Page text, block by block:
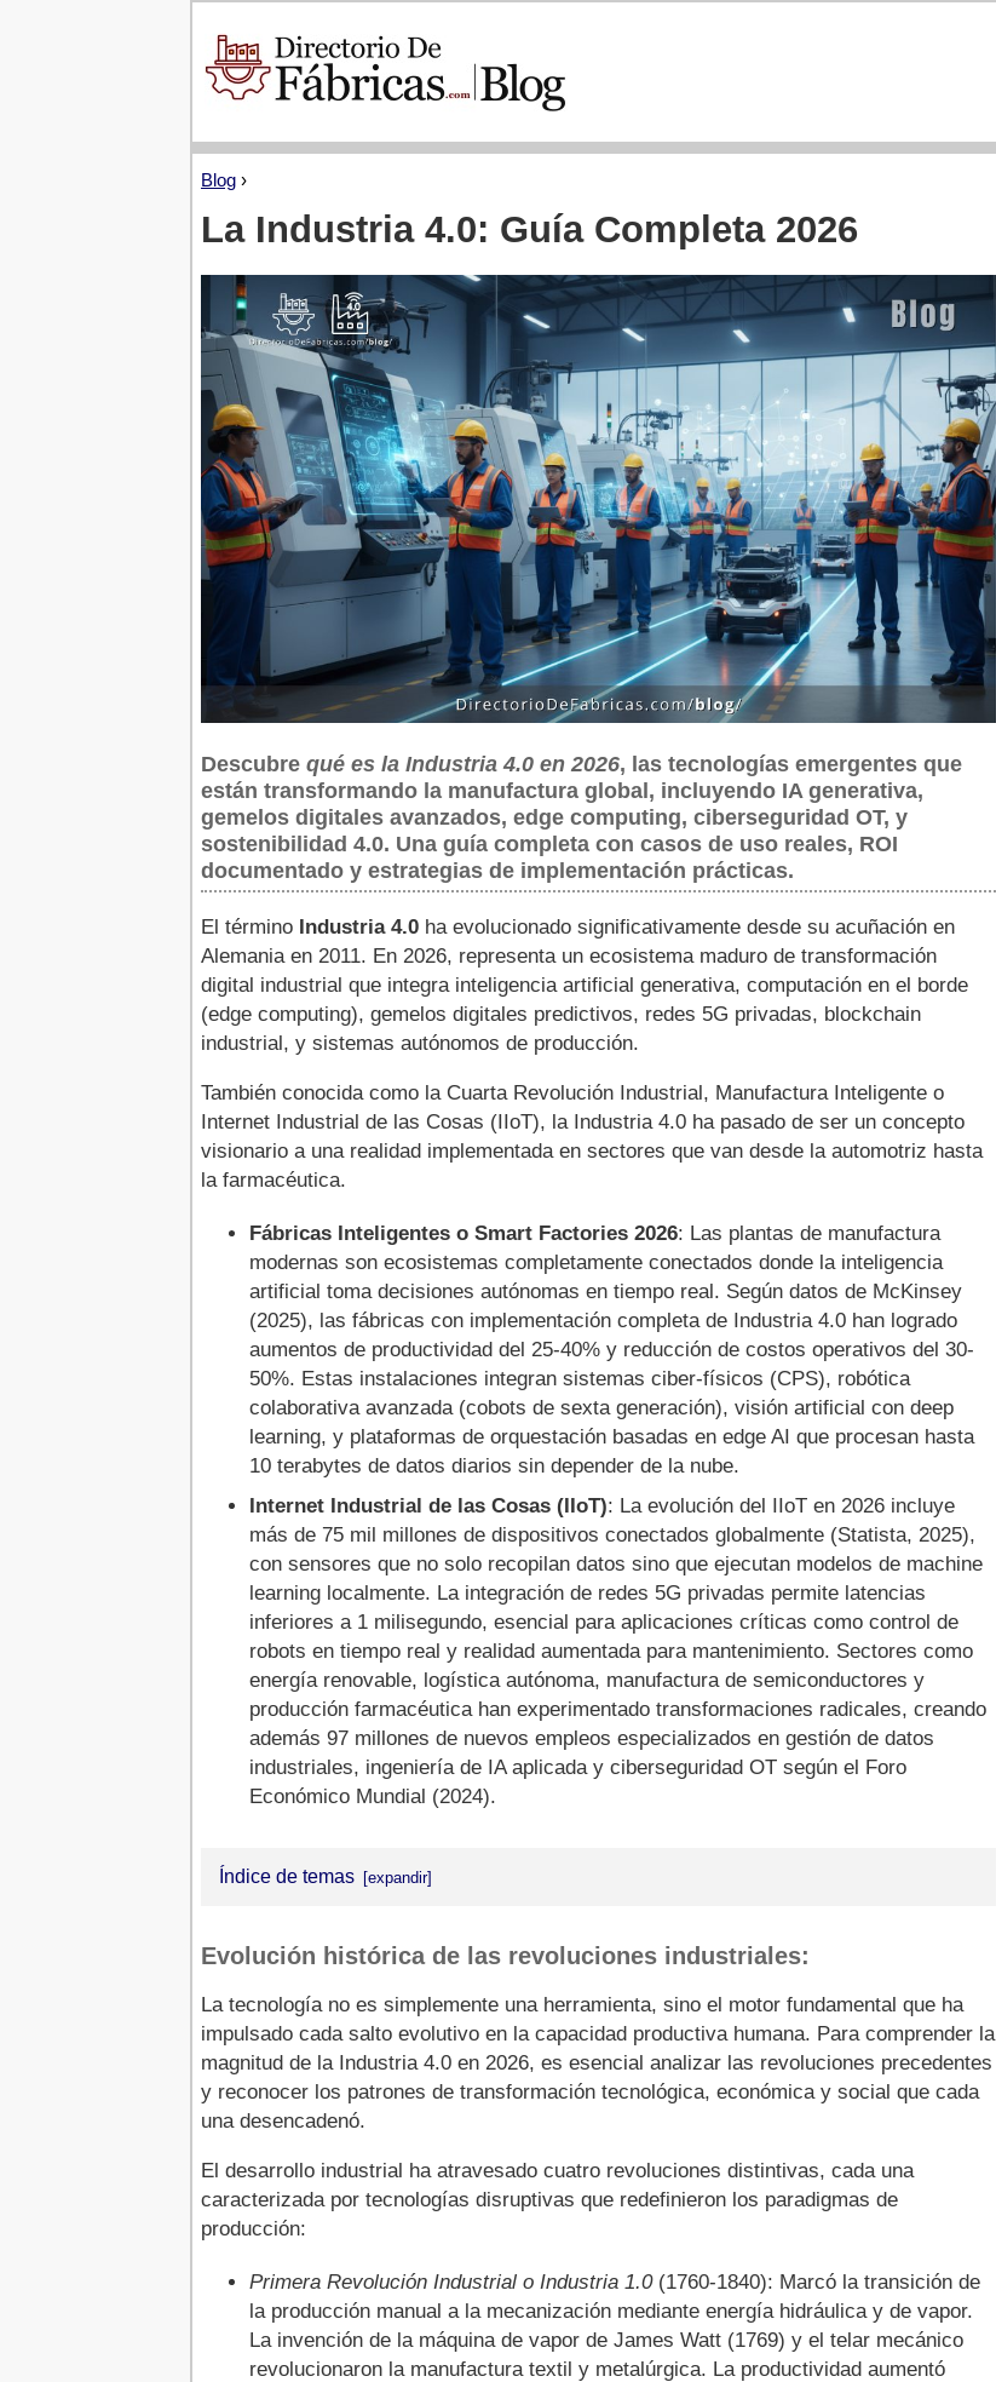
Blog ›
La Industria 4.0: Guía Completa 2026
Descubre qué es la Industria 4.0 en 2026, las tecnologías emergentes que
están transformando la manufactura global, incluyendo IA generativa,
gemelos digitales avanzados, edge computing, ciberseguridad OT, y
sostenibilidad 4.0. Una guía completa con casos de uso reales, ROI
documentado y estrategias de implementación prácticas.
El término Industria 4.0 ha evolucionado significativamente desde su acuñación en
Alemania en 2011. En 2026, representa un ecosistema maduro de transformación
digital industrial que integra inteligencia artificial generativa, computación en el borde
(edge computing), gemelos digitales predictivos, redes 5G privadas, blockchain
industrial, y sistemas autónomos de producción.
También conocida como la Cuarta Revolución Industrial, Manufactura Inteligente o
Internet Industrial de las Cosas (IIoT), la Industria 4.0 ha pasado de ser un concepto
visionario a una realidad implementada en sectores que van desde la automotriz hasta
la farmacéutica.
Fábricas Inteligentes o Smart Factories 2026: Las plantas de manufactura
modernas son ecosistemas completamente conectados donde la inteligencia
artificial toma decisiones autónomas en tiempo real. Según datos de McKinsey
(2025), las fábricas con implementación completa de Industria 4.0 han logrado
aumentos de productividad del 25-40% y reducción de costos operativos del 30-
50%. Estas instalaciones integran sistemas ciber-físicos (CPS), robótica
colaborativa avanzada (cobots de sexta generación), visión artificial con deep
learning, y plataformas de orquestación basadas en edge AI que procesan hasta
10 terabytes de datos diarios sin depender de la nube.
Internet Industrial de las Cosas (IIoT): La evolución del IIoT en 2026 incluye
más de 75 mil millones de dispositivos conectados globalmente (Statista, 2025),
con sensores que no solo recopilan datos sino que ejecutan modelos de machine
learning localmente. La integración de redes 5G privadas permite latencias
inferiores a 1 milisegundo, esencial para aplicaciones críticas como control de
robots en tiempo real y realidad aumentada para mantenimiento. Sectores como
energía renovable, logística autónoma, manufactura de semiconductores y
producción farmacéutica han experimentado transformaciones radicales, creando
además 97 millones de nuevos empleos especializados en gestión de datos
industriales, ingeniería de IA aplicada y ciberseguridad OT según el Foro
Económico Mundial (2024).
Índice de temas
Evolución histórica de las revoluciones industriales
¿Qué es industria? Definición actualizada
¿Qué es la Industria 4.0 en 2026? Definición técnica
Tecnologías clave de la Industria 4.0 en 2026
Ventajas y beneficios cuantificables
Casos de uso y aplicaciones por industria
Guía de implementación: Roadmap 2026
Evolución histórica de las revoluciones industriales:
La tecnología no es simplemente una herramienta, sino el motor fundamental que ha
impulsado cada salto evolutivo en la capacidad productiva humana. Para comprender la
magnitud de la Industria 4.0 en 2026, es esencial analizar las revoluciones precedentes
y reconocer los patrones de transformación tecnológica, económica y social que cada
una desencadenó.
El desarrollo industrial ha atravesado cuatro revoluciones distintivas, cada una
caracterizada por tecnologías disruptivas que redefinieron los paradigmas de
producción:
Primera Revolución Industrial o Industria 1.0(1760-1840): Marcó la transición de
la producción manual a la mecanización mediante energía hidráulica y de vapor.
La invención de la máquina de vapor de James Watt (1769) y el telar mecánico
revolucionaron la manufactura textil y metalúrgica. La productividad aumentó